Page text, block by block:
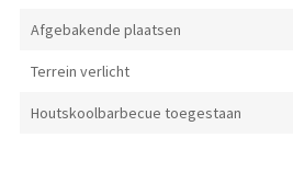
Afgebakende plaatsen
Terrein verlicht
Houtskoolbarbecue toegestaan